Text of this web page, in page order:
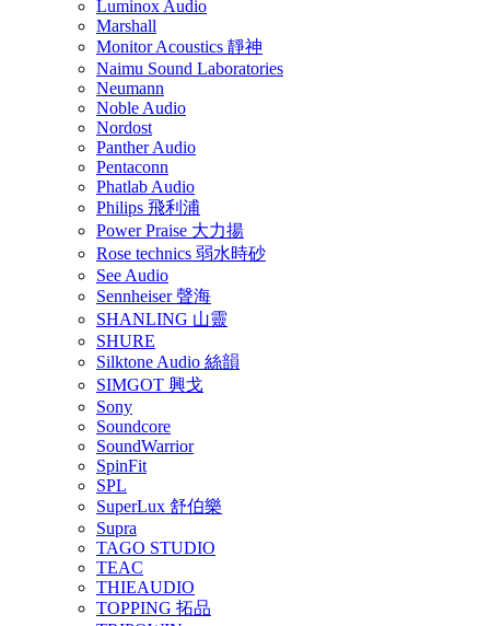
Luminox Audio
Marshall
Monitor Acoustics 靜神
Naimu Sound Laboratories
Neumann
Noble Audio
Nordost
Panther Audio
Pentaconn
Phatlab Audio
Philips 飛利浦
Power Praise 大力揚
Rose technics 弱水時砂
See Audio
Sennheiser 聲海
SHANLING 山靈
SHURE
Silktone Audio 絲韻
SIMGOT 興戈
Sony
Soundcore
SoundWarrior
SpinFit
SPL
SuperLux 舒伯樂
Supra
TAGO STUDIO
TEAC
THIEAUDIO
TOPPING 拓品